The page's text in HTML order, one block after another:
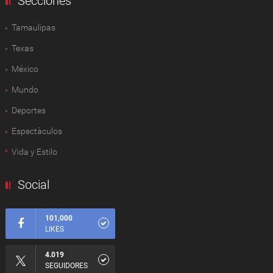
Tamaulipas
Texas
México
Mundo
Deportes
Espectàculos
Vida y Estilo
Social
101,000
LIKES
4.019
SEGUIDORES